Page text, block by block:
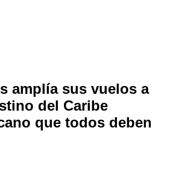
amplía sus vuelos a
del Caribe
que todos deben